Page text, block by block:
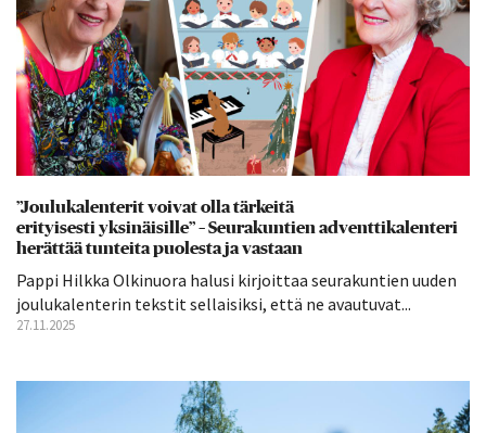
”Joulukalenterit voivat olla tärkeitä
erityisesti yksinäisille” – Seurakuntien adventtikalenteri
herättää tunteita puolesta ja vastaan
Pappi Hilkka Olkinuora halusi kirjoittaa seurakuntien uuden
joulukalenterin tekstit sellaisiksi, että ne avautuvat...
27.11.2025